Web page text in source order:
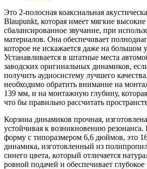
Это 2-полосная коаксиальная
Blaupunkt, которая имеет мягкие высокие
сбалансированное звучание, при
материалов. Она обеспечивает
которое не искажается даже на большом
Устанавливается в штатные места
заводских оригинальных динамиков,
получить аудиосистему лучшего
необходимо обратить внимание на
139 мм, и на монтажную глубину,
что бы правильно рассчитать
Корзина динамиков прочная,
устойчивая к возникновению
форму с типоразмером 6,6 дюймов, это
динамика, изготовленный из
синего цвета, который отличается
ровной подачей и обеспечивает глубокое